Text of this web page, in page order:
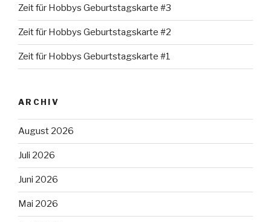
Zeit für Hobbys Geburtstagskarte #3
Zeit für Hobbys Geburtstagskarte #2
Zeit für Hobbys Geburtstagskarte #1
ARCHIV
August 2026
Juli 2026
Juni 2026
Mai 2026